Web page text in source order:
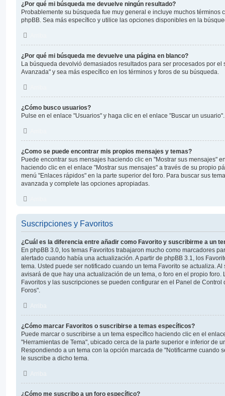
¿Por qué mi búsqueda me devuelve ningún resultado?
Probablemente su búsqueda fue muy general e incluye muchos términos
phpBB. Sea más específico y utilice las opciones disponibles en la
¿Por qué mi búsqueda me devuelve una página en blanco?
La búsqueda devolvió demasiados resultados para ser procesados por el
Avanzada" y sea más específico en los términos y foros de su búsqueda.
¿Cómo busco usuarios?
Pulse en el enlace "Usuarios" y haga clic en el enlace "Buscar un usuario".
¿Como se puede encontrar mis propios mensajes y temas?
Puede encontrar sus mensajes haciendo clic en "Mostrar sus mensajes"
haciendo clic en el enlace "Mostrar sus mensajes" a través de su propio
menú "Enlaces rápidos" en la parte superior del foro. Para buscar sus
avanzada y complete las opciones apropiadas.
Suscripciones y Favoritos
¿Cuál es la diferencia entre añadir como Favorito y suscribirme a un
En phpBB 3.0, los temas Favoritos trabajaron mucho como marcadores
alertado cuando había una actualización. A partir de phpBB 3.1, los
tema. Usted puede ser notificado cuando un tema Favorito se actualiza.
avisará de que hay una actualización de un tema, o foro en el propio
Favoritos y las suscripciones se pueden configurar en el Panel de
Foros".
¿Cómo marcar Favoritos o suscribirse a temas específicos?
Puede marcar o suscribirse a un tema específico haciendo clic en el
"Herramientas de Tema", ubicado cerca de la parte superior e inferior de
Respondiendo a un tema con la opción marcada de "Notificarme cuando
le suscribe a dicho tema.
¿Cómo me suscribo a un foro específico?